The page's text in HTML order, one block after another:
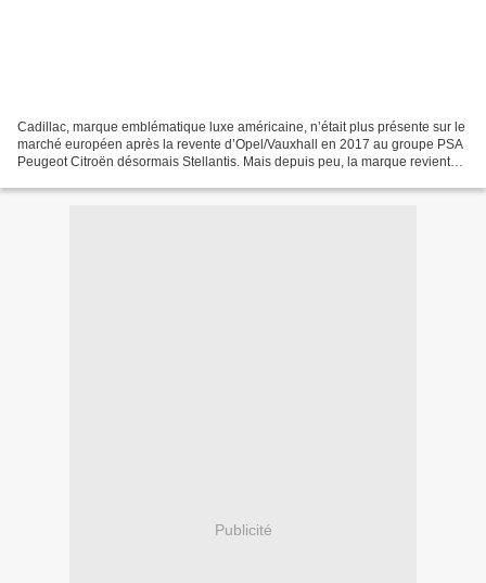
Cadillac, marque emblématique luxe américaine, n’était plus présente sur le
marché européen après la revente d’Opel/Vauxhall en 2017 au groupe PSA
Peugeot Citroën désormais Stellantis. Mais depuis peu, la marque revient
Publicité